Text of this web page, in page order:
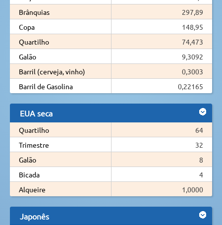
Brânquias
297,89
Copa
148,95
Quartilho
74,473
Galão
9,3092
Barril (cerveja, vinho)
0,3003
Barril de Gasolina
0,22165
EUA seca
Quartilho
64
Trimestre
32
Galão
8
Bicada
4
Alqueire
1,0000
Japonês